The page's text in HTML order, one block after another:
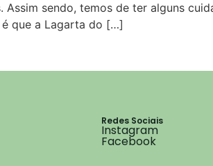
sendo, temos de ter alguns
é que a Lagarta do […]
Redes Sociais
Instagram
Facebook